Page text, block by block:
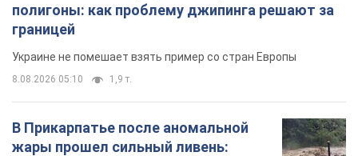
полигоны: как проблему джипинга решают за
границей
Украине не помешает взять пример со стран Европы
8.08.2026 05:10 1,9 т.
В Прикарпатье после аномальной
жары прошел сильный ливень: